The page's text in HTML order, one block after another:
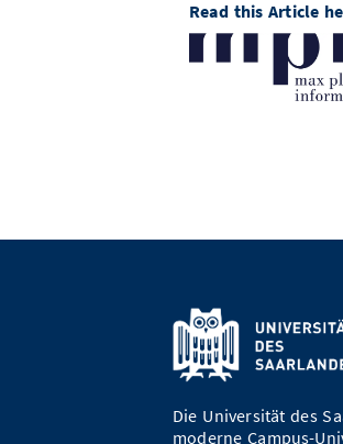
Read this Article
Die Universität des
moderne Campus-